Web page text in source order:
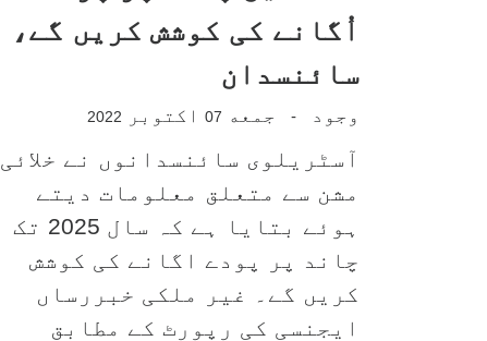
ٹرمپ
قیصر
اُگانے کی کوشش کریں گے،
سائنسدان
وجود - جمعه 07 اکتوبر 2022
آسٹریلوی سائنسدانوں نے خلائی
مشن سے متعلق معلومات دیتے
ہوئے بتایا ہے کہ سال 2025 تک
چاند پر پودے اگانے کی کوشش
کریں گے۔ غیر ملکی خبررساں
ایجنسی کی رپورٹ کے مطابق